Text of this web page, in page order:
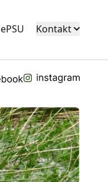
ePSU Kontakt